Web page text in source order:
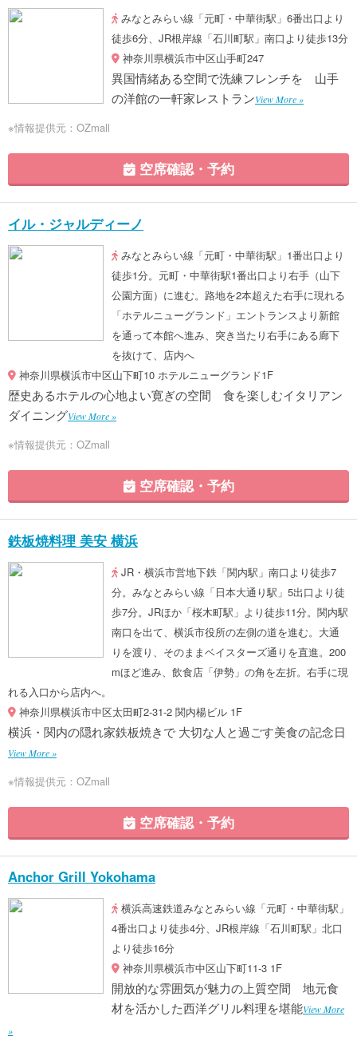
みなとみらい線「元町・中華街駅」6番出口より
徒歩6分、JR根岸線「石川町駅」南口より徒歩13分
神奈川県横浜市中区山手町247
異国情緒ある空間で洗練フレンチを 山手
の洋館の一軒家レストランView More »
※情報提供元：OZmall
空席確認・予約
イル・ジャルディーノ
みなとみらい線「元町・中華街駅」1番出口より
徒歩1分。元町・中華街駅1番出口より右手（山下
公園方面）に進む。路地を2本超えた右手に現れる
「ホテルニューグランド」エントランスより新館
を通って本館へ進み、突き当たり右手にある廊下
を抜けて、店内へ
神奈川県横浜市中区山下町10 ホテルニューグランド1F
歴史あるホテルの心地よい寛ぎの空間 食を楽しむイタリアン
ダイニングView More »
※情報提供元：OZmall
空席確認・予約
鉄板焼料理 美安 横浜
JR・横浜市営地下鉄「関内駅」南口より徒歩7
分。みなとみらい線「日本大通り駅」5出口より徒
歩7分。JRほか「桜木町駅」より徒歩11分。関内駅
南口を出て、横浜市役所の左側の道を進む。大通
りを渡り、そのままベイスターズ通りを直進。200
mほど進み、飲食店「伊勢」の角を左折。右手に現
れる入口から店内へ。
神奈川県横浜市中区太田町2-31-2 関内楊ビル 1F
横浜・関内の隠れ家鉄板焼きで 大切な人と過ごす美食の記念日
View More »
※情報提供元：OZmall
空席確認・予約
Anchor Grill Yokohama
横浜高速鉄道みなとみらい線「元町・中華街駅」
4番出口より徒歩4分、JR根岸線「石川町駅」北口
より徒歩16分
神奈川県横浜市中区山下町11-3 1F
開放的な雰囲気が魅力の上質空間 地元食
材を活かした西洋グリル料理を堪能View More
»